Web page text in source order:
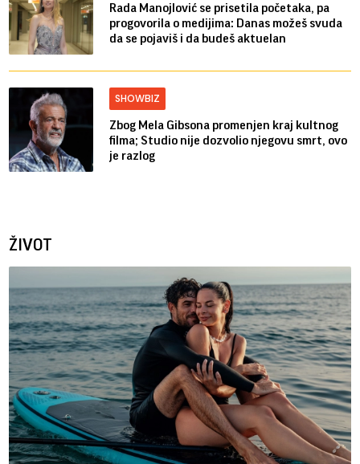
Rada Manojlović se prisetila početaka, pa
progovorila o medijima: Danas možeš svuda
da se pojaviš i da budeš aktuelan
SHOWBIZ
Zbog Mela Gibsona promenjen kraj kultnog
filma; Studio nije dozvolio njegovu smrt, ovo
je razlog
ŽIVOT